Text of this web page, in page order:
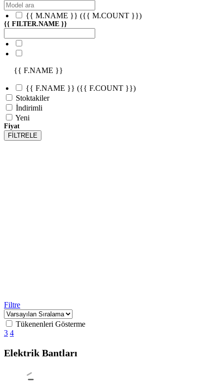
{{ M.NAME }} ({{ M.COUNT }})
{{ FILTER.NAME }}
{{ F.NAME }}
{{ F.NAME }} ({{ F.COUNT }})
Stoktakiler
İndirimli
Yeni
Fiyat
FİLTRELE
Filtre
Tükenenleri Gösterme
3 4
Elektrik Bantları